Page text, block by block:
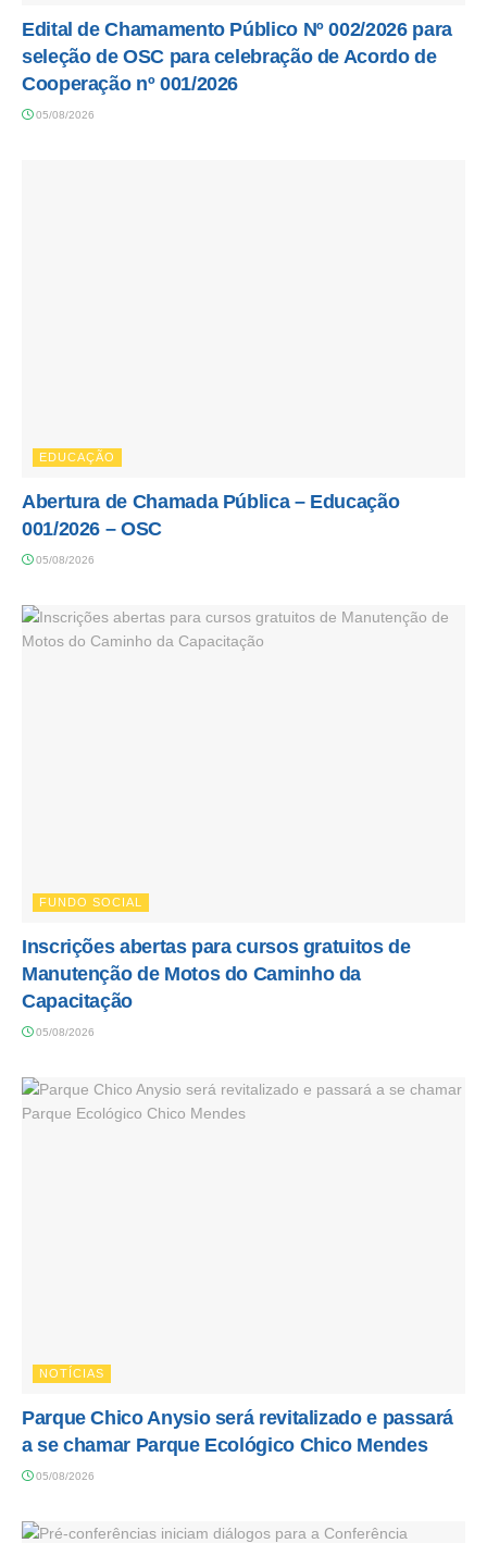
Edital de Chamamento Público Nº 002/2026 para
seleção de OSC para celebração de Acordo de
Cooperação nº 001/2026
05/08/2026
EDUCAÇÃO
Abertura de Chamada Pública – Educação
001/2026 – OSC
05/08/2026
FUNDO SOCIAL
Inscrições abertas para cursos gratuitos de
Manutenção de Motos do Caminho da
Capacitação
05/08/2026
NOTÍCIAS
Parque Chico Anysio será revitalizado e passará
a se chamar Parque Ecológico Chico Mendes
05/08/2026